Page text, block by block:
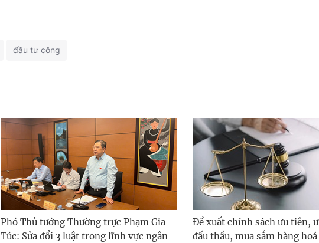
đầu tư công
Phó Thủ tướng Thường trực Phạm Gia
Túc: Sửa đổi 3 luật trong lĩnh vực ngân
Đề xuất chính sách ưu tiên,
đấu thầu, mua sắm hàng